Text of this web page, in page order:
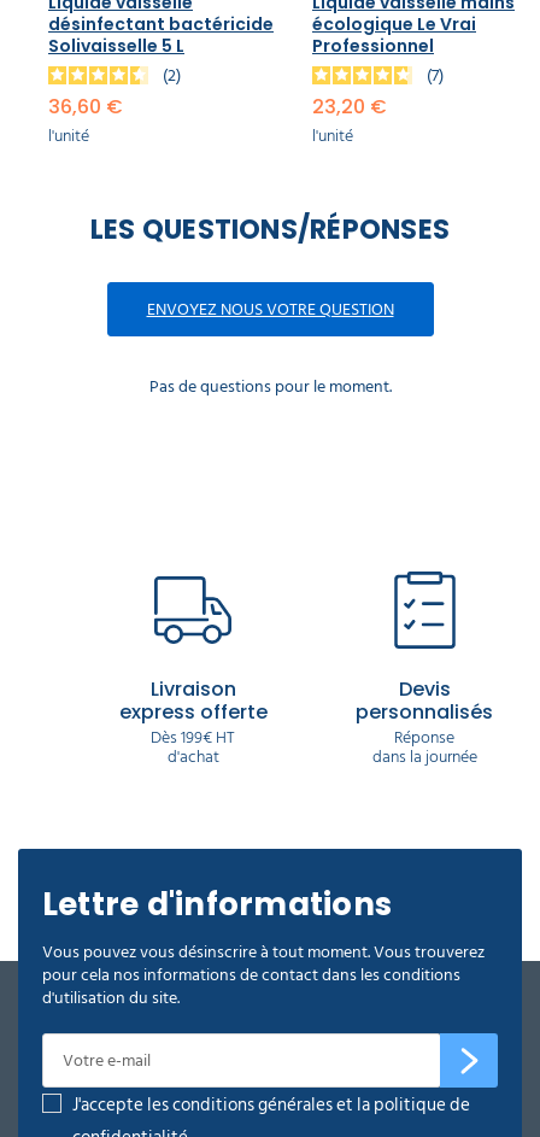
désinfectant bactéricide
Solivaisselle 5 L
2
36,60 €
l'unité
écologique Le Vrai
Professionnel
7
23,20 €
l'unité
LES QUESTIONS/RÉPONSES
ENVOYEZ NOUS VOTRE QUESTION
Pas de questions pour le moment.
Livraison
express offerte
Dès 199€ HT
d'achat
Devis
personnalisés
Réponse
dans la journée
Lettre d'informations
Vous pouvez vous désinscrire à tout moment. Vous trouverez
pour cela nos informations de contact dans les conditions
d'utilisation du site.
J'accepte les conditions générales et la politique de